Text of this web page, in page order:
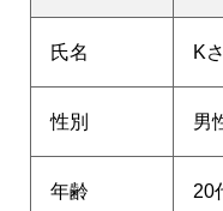
氏名 K
性別 男
年齢 20